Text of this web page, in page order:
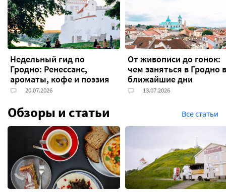
Недельный гид по
Гродно: Ренессанс,
ароматы, кофе и поэзия
От живописи до гонок:
чем заняться в Гродно в
ближайшие дни
Все статьи
Обзоры и статьи